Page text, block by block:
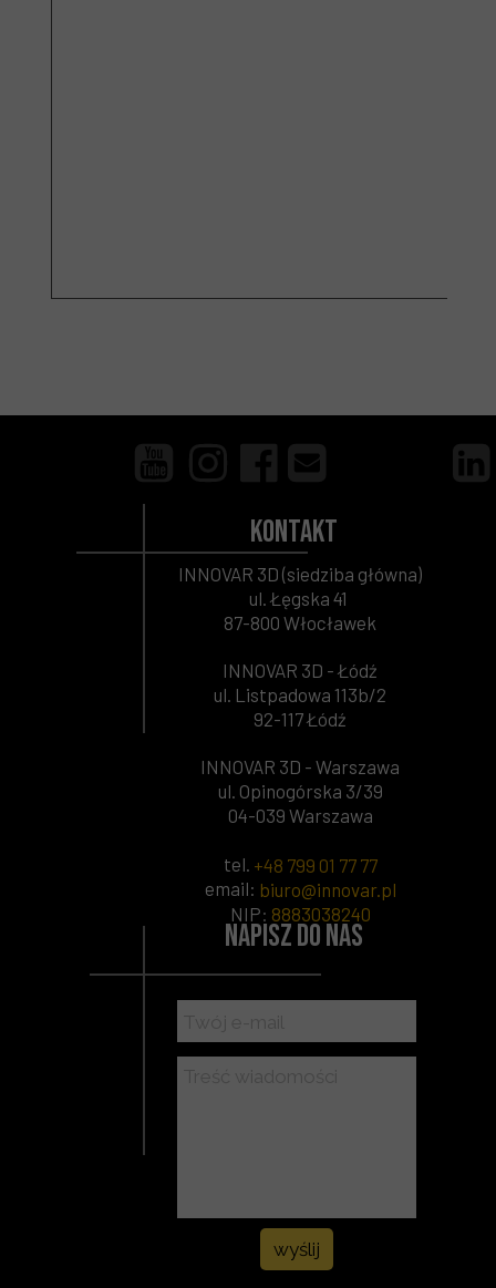
INNOVAR 3D (siedziba główna)
ul. Łęgska 41
87-800 Włocławek
INNOVAR 3D - Łódź
ul. Listpadowa 113b/2
92-117 Łódź
INNOVAR 3D - Warszawa
ul. Opinogórska 3/39
04-039 Warszawa
tel. +48 799 01 77 77
email: biuro@innovar.pl
NIP: 8883038240
Napisz do nas
Kontakt
wyślij